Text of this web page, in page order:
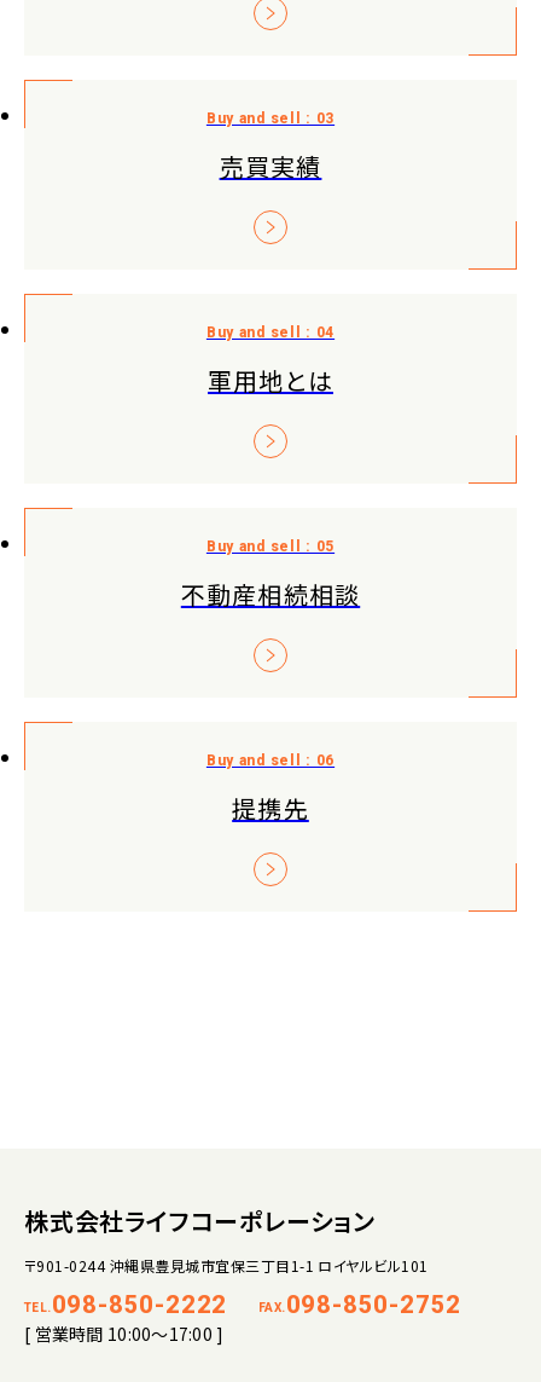
売買実績
軍用地とは
不動産相続相談
提携先
株式会社ライフコーポレーション
〒901-0244 沖縄県豊見城市宜保三丁目1-1 ロイヤルビル101
TEL. 098-850-2222 FAX. 098-850-2752
[ 営業時間 10:00～17:00 ]